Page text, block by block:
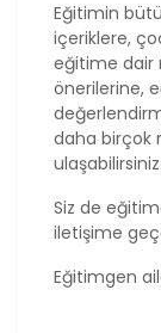
Eğitimin
içeriklere,
eğitime dair
önerilerine,
daha birçok
ulaşabilirsiniz.
Siz de
iletişime
Eğitimgen